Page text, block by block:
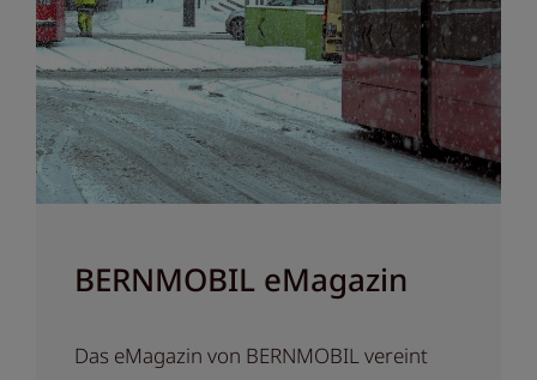
BERNMOBIL eMagazin
Das eMagazin von BERNMOBIL vereint